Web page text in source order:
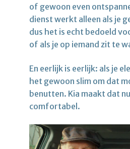
of gewoon even
dienst werkt alleen als je
dus het is echt bedoeld
of als je op iemand zit te
En eerlijk is eerlijk: als je
het gewoon slim om dat
benutten. Kia maakt dat
comfortabel.